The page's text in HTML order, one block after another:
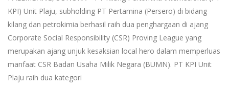
KPI) Unit Plaju, subholding PT Pertamina (Persero) di bidang
kilang dan petrokimia berhasil raih dua penghargaan di ajang
Corporate Social Responsibility (CSR) Proving League yang
merupakan ajang unjuk kesaksian local hero dalam memperluas
manfaat CSR Badan Usaha Milik Negara (BUMN). PT KPI Unit
Plaju raih dua kategori